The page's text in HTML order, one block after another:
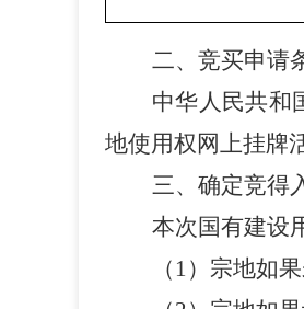
二、竞买申请
中华人民共和
地使用权网上挂牌
三、确定竞得
本次国有建设
（ 1）宗地如